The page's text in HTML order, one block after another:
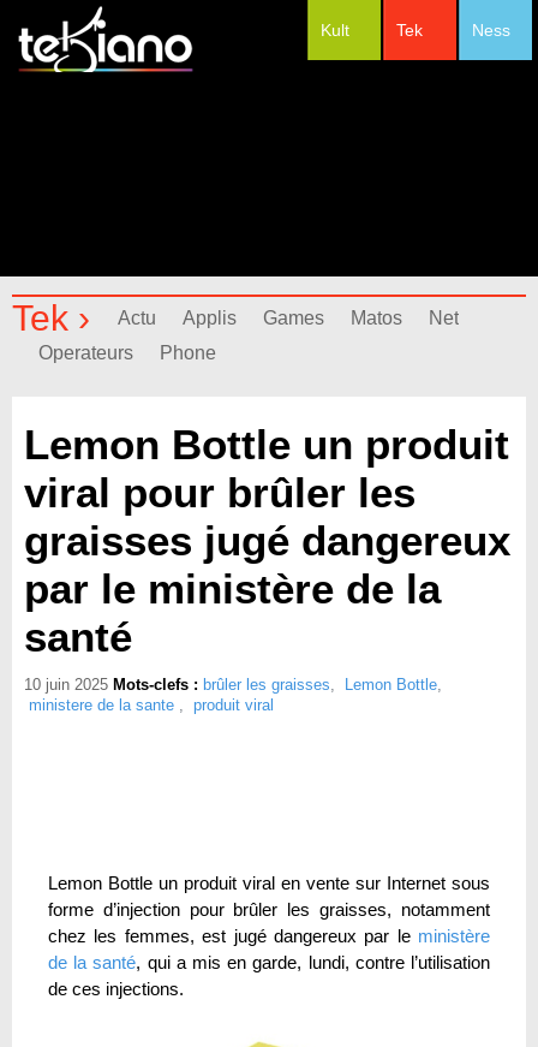
Ness
Tek
Kult
Tek › Actu Applis Games Matos
Net
Operateurs
Phone
Lemon Bottle un produit
viral pour brûler les
graisses jugé dangereux
par le ministère de la
santé
10 juin 2025 Mots-clefs : brûler les graisses, Lemon Bottle,
ministere de la sante , produit viral
Lemon Bottle un produit viral en vente sur Internet sous
forme d’injection pour brûler les graisses, notamment
chez les femmes, est jugé dangereux par le ministère
de la santé, qui a mis en garde, lundi, contre l’utilisation
de ces injections.